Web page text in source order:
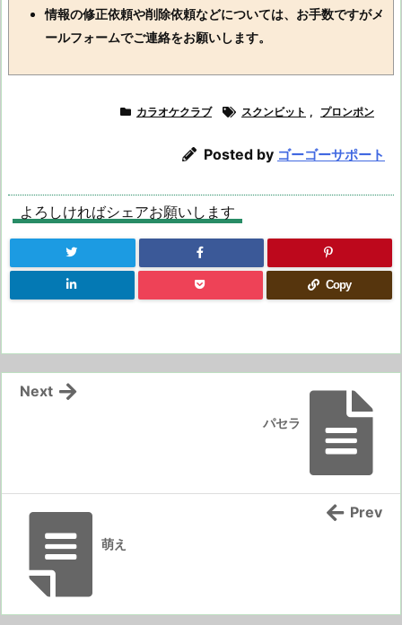
情報の修正依頼や削除依頼などについては、お手数ですがメ
ールフォームでご連絡をお願いします。
カラオケクラブ スクンビット , プロンポン
Posted by ゴーゴーサポート
よろしければシェアお願いします
Copy
パセラ
Next
萌え
Prev